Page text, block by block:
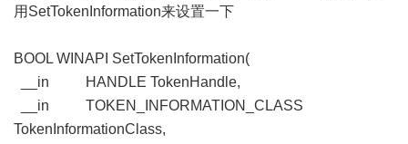
用SetTokenInformation来设置一下
BOOL WINAPI SetTokenInformation(
__in HANDLE TokenHandle,
__in TOKEN_INFORMATION_CLASS
TokenInformationClass,